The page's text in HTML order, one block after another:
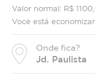
Valor normal: R$
Você está
Onde fica?
Jd. Paulista